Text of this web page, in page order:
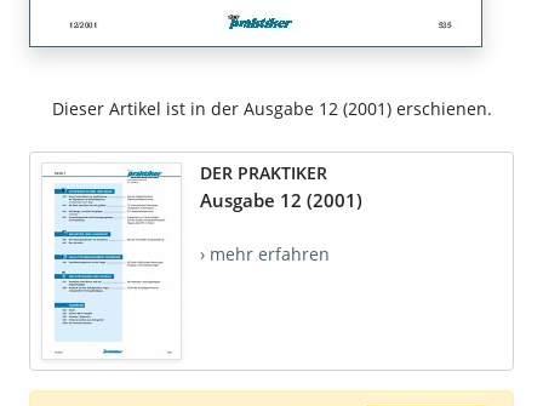
Dieser Artikel ist in der Ausgabe 12 (2001) erschienen.
DER PRAKTIKER
Ausgabe 12 (2001)
› mehr erfahren